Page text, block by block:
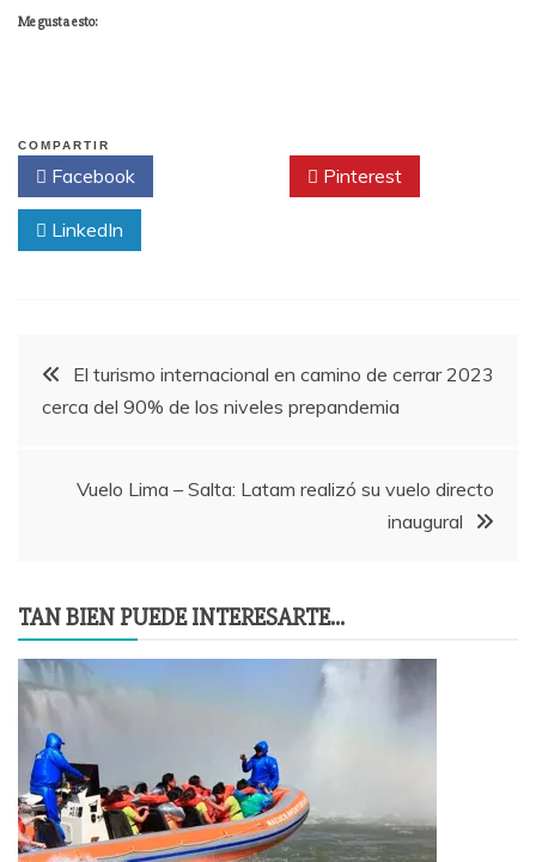
Me gusta esto:
COMPARTIR
Facebook Pinterest
LinkedIn
Navegación
de
entradas
El turismo internacional en camino de cerrar 2023
cerca del 90% de los niveles prepandemia
Vuelo Lima – Salta: Latam realizó su vuelo directo
inaugural
TAN BIEN PUEDE INTERESARTE...